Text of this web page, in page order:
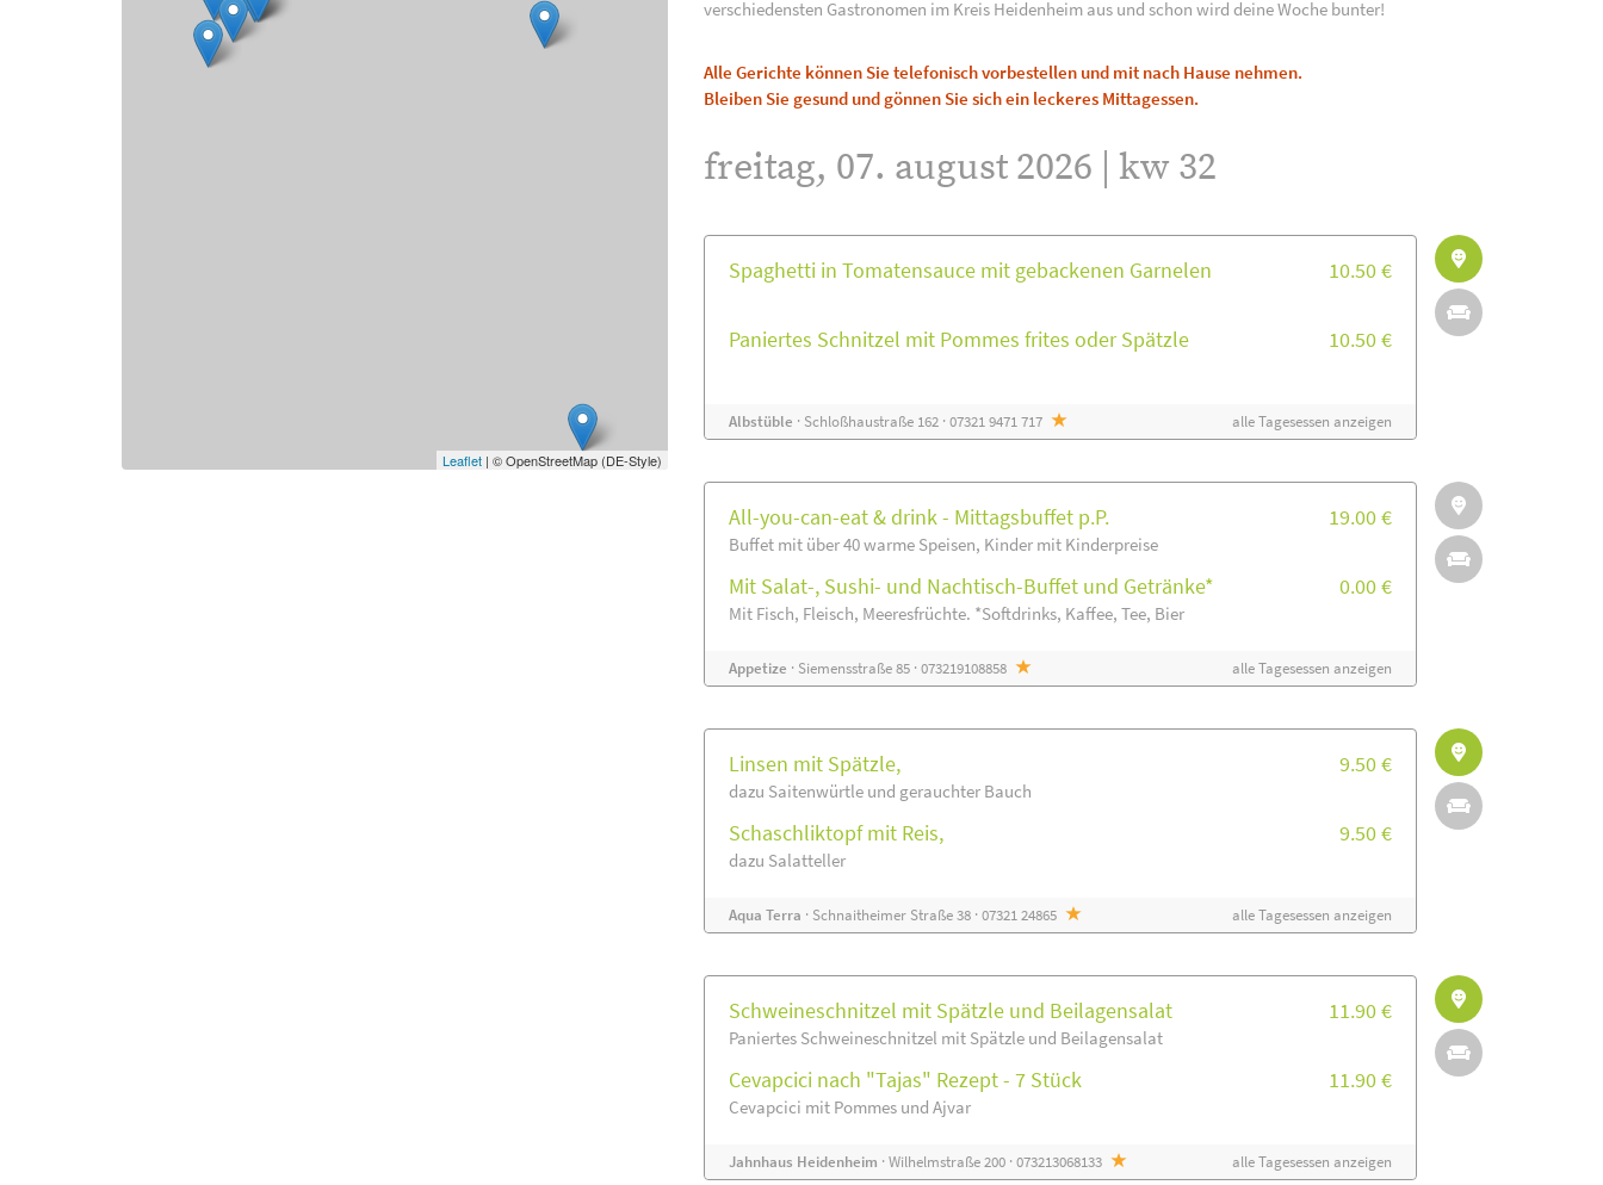
Leaflet| © OpenStreetMap (DE-Style)
verschiedensten Gastronomen im Kreis Heidenheim aus und schon wird deine Woche bunter!
Alle Gerichte können Sie telefonisch vorbestellen und mit nach Hause nehmen.
Bleiben Sie gesund und gönnen Sie sich ein leckeres Mittagessen.
freitag, 07. august 2026 | kw 32
Spaghetti in Tomatensauce mit gebackenen Garnelen 10.50 €
Paniertes Schnitzel mit Pommes frites oder Spätzle 10.50 €
Albstüble · Schloßhaustraße 162 · 07321 9471 717 alle Tagesessen anzeigen
All-you-can-eat & drink - Mittagsbuffet p.P.
Buffet mit über 40 warme Speisen, Kinder mit Kinderpreise
19.00 €
Mit Salat-, Sushi- und Nachtisch-Buffet und Getränke*
Mit Fisch, Fleisch, Meeresfrüchte. *Softdrinks, Kaffee, Tee, Bier
0.00 €
Appetize · Siemensstraße 85 · 073219108858 alle Tagesessen anzeigen
Linsen mit Spätzle,
dazu Saitenwürtle und gerauchter Bauch
9.50 €
Schaschliktopf mit Reis,
dazu Salatteller
9.50 €
Aqua Terra · Schnaitheimer Straße 38 · 07321 24865 alle Tagesessen anzeigen
Schweineschnitzel mit Spätzle und Beilagensalat
Paniertes Schweineschnitzel mit Spätzle und Beilagensalat
11.90 €
Cevapcici nach "Tajas" Rezept - 7 Stück
Cevapcici mit Pommes und Ajvar
11.90 €
Jahnhaus Heidenheim · Wilhelmstraße 200 · 073213068133 alle Tagesessen anzeigen